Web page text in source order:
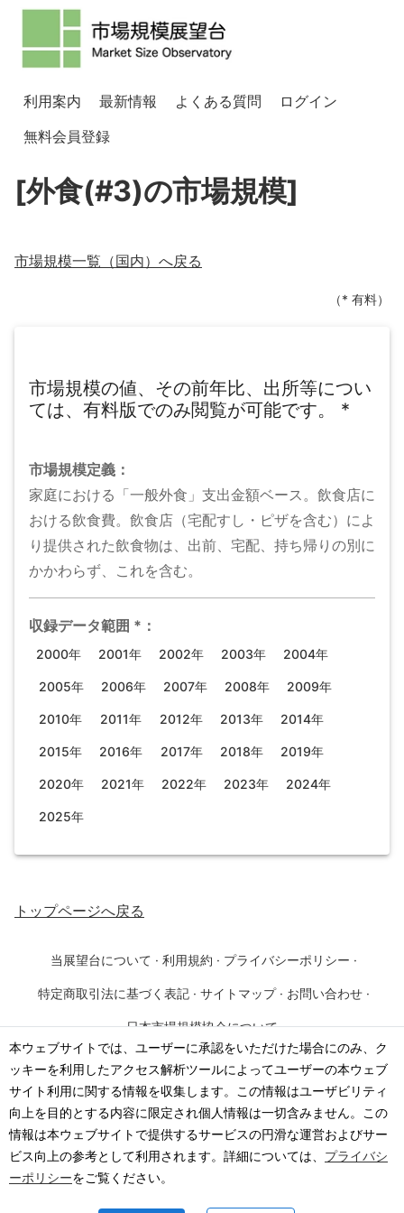
本ウェブサイトでは、ユーザーに承認をいただけた場合にのみ、ク
ッキーを利用したアクセス解析ツールによってユーザーの本ウェブ
サイト利用に関する情報を収集します。この情報はユーザビリティ
向上を目的とする内容に限定され個人情報は一切含みません。この
情報は本ウェブサイトで提供するサービスの円滑な運営およびサー
ビス向上の参考として利用されます。詳細については、 プライバシ
ーポリシーをご覧ください。
利用案内 最新情報 よくある質問
ログイン
無料会員登録
[外食(#3)の市場規模]
市場規模一覧（国内）へ戻る
（* 有料）
市場規模の値、その前年比、出所等につい
ては、有料版でのみ閲覧が可能です。
*
市場規模定義：
家庭における「一般外食」支出金額ベース。飲食店に
おける飲食費。飲食店（宅配すし・ピザを含む）によ
り提供された飲食物は、出前、宅配、持ち帰りの別に
かかわらず、これを含む。
収録データ範囲 * ：
2000年 2001年 2002年 2003年 2004年
2005年 2006年 2007年 2008年 2009年
2010年 2011年 2012年 2013年 2014年
2015年 2016年 2017年 2018年 2019年
2020年 2021年 2022年 2023年 2024年
2025年
トップページへ戻る
当展望台について · 利用規約 · プライバシーポリシー ·
特定商取引法に基づく表記 · サイトマップ · お問い合わせ ·
日本市場規模協会について
©2026· 一般社団法人 日本市場規模協会